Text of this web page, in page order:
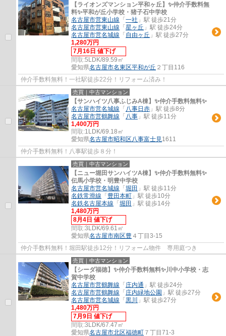
【ライオンズマンション平和ヶ丘】✨️仲介手数料無
料✨️平和が丘小学校・猪子石中学校
名古屋市営東山線 「 一社 」駅 徒歩21分
名古屋市営東山線 「 星ヶ丘 」駅 徒歩24分
名古屋市営名城線 「 自由ヶ丘 」駅 徒歩27分
1,280万円
7月16日 値下げ
間取:5LDK/89.59㎡
愛知県名古屋市名東区平和が丘 ２丁目116
仲介手数料無料！一社駅徒歩22分！リフォーム済み！
売買｜中古マンション
【サンハイツ八事ふじみA棟】✨️仲介手数料無料✨️
名古屋市営名城線 「 八事日赤 」駅 徒歩8分
名古屋市営鶴舞線 「 八事 」駅 徒歩11分
1,400万円
間取:1LDK/69.18㎡
愛知県名古屋市昭和区八事富士見1611
仲介手数料無料！八事駅徒歩８分！
売買｜中古マンション
【ニュー堀田サンハイツA棟】✨️仲介手数料無料✨️
伝馬小学校・明豊中学校
名古屋市営名城線 「 堀田 」駅 徒歩11分
名鉄常滑線 「 豊田本町 」駅 徒歩10分
名鉄名古屋本線 「 堀田 」駅 徒歩14分
1,480万円
8月4日 値下げ
間取:3LDK/69.61㎡
愛知県名古屋市南区豊 ４丁目3-15
仲介手数料無料！堀田駅徒歩12分！リフォーム物件 専用庭つき
売買｜中古マンション
【シーダ福徳】✨️仲介手数料無料✨️川中小学校・志
賀中学校
名古屋市営鶴舞線 「 庄内通 」駅 徒歩24分
名古屋市営鶴舞線 「 庄内緑地公園 」駅 徒歩27分
名古屋市営名城線 「 黒川
」駅 徒歩27分
1,480万円
7月9日 値下げ
間取:3LDK/67.47㎡
愛知県名古屋市北区福徳町 ７丁目71-3